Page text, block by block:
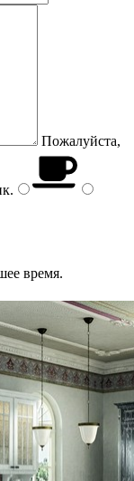
Пожалуйста,
.
время.